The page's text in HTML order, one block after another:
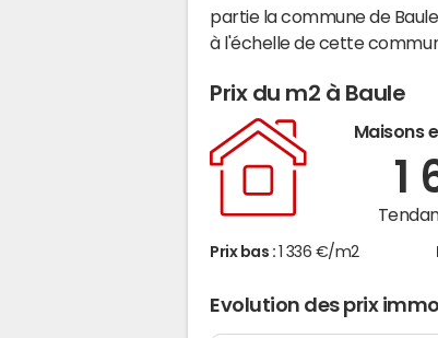
partie la commune de
à l'échelle de cette
Prix du m2 à Baule
Maisons
1
Prix bas : 1 336 €/m2
Evolution des prix